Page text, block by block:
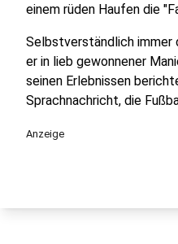
einem rüden Haufen die
Selbstverständlich immer
er in lieb gewonnener
seinen Erlebnissen
Sprachnachricht, die
Anzeige